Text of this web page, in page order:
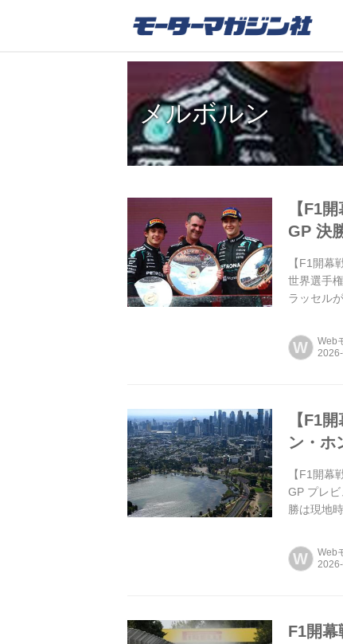
メルボルン
【F1
GP 決
【F1開
世界選手
ラッセル
W Web
【F1
ン・ホ
【F1開
GP プレ
勝は現地
W Web
F1開